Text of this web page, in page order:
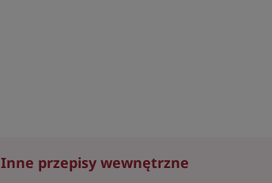
Inne przepisy wewnętrzne